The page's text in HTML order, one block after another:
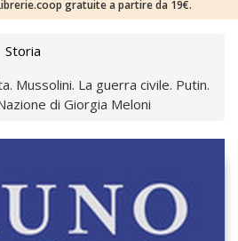
gratuite a partire da 19€.
Storia
Mussolini. La guerra civile. Putin.
di Giorgia Meloni